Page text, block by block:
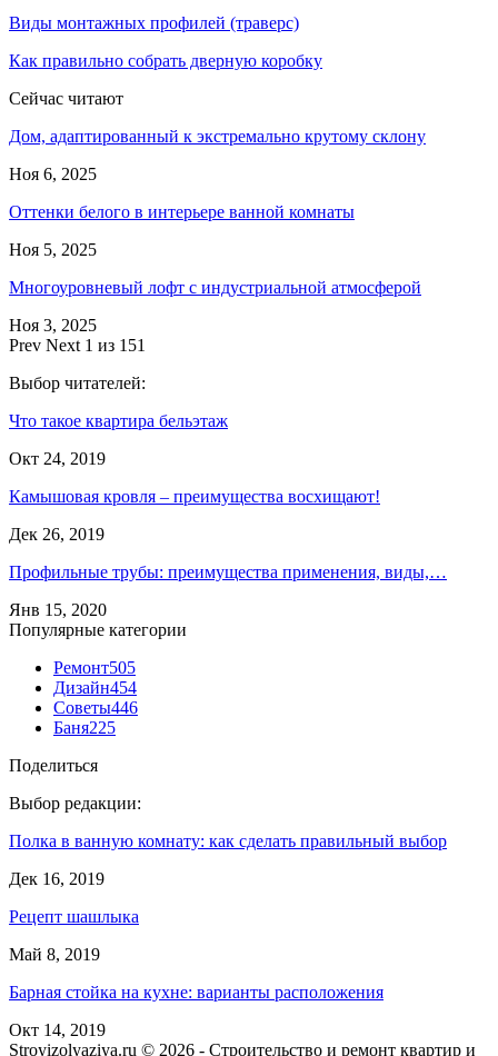
Виды монтажных профилей (траверс)
Как правильно собрать дверную коробку
Сейчас читают
Дом, адаптированный к экстремально крутому склону
Ноя 6, 2025
Оттенки белого в интерьере ванной комнаты
Ноя 5, 2025
Многоуровневый лофт с индустриальной атмосферой
Ноя 3, 2025
Prev Next 1 из 151
Выбор читателей:
Что такое квартира бельэтаж
Окт 24, 2019
Камышовая кровля – преимущества восхищают!
Дек 26, 2019
Профильные трубы: преимущества применения, виды,…
Янв 15, 2020
Популярные категории
Ремонт505
Дизайн454
Советы446
Баня225
Поделиться
Выбор редакции:
Полка в ванную комнату: как сделать правильный выбор
Дек 16, 2019
Рецепт шашлыка
Май 8, 2019
Барная стойка на кухне: варианты расположения
Окт 14, 2019
Stroyizolyaziya.ru © 2026 - Строительство и ремонт квартир и